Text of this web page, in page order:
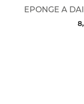
EPONGE A